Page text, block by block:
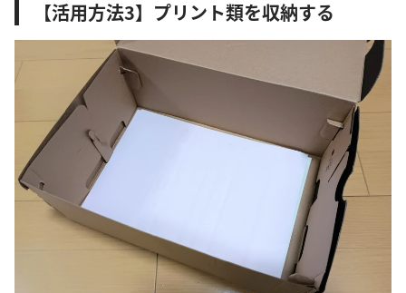
【活用方法3】プリント類を収納する